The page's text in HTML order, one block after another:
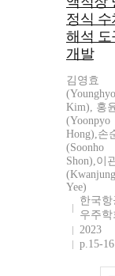
정식 수
해석 도
개발
김영효
(Younghyo
Kim), 홍
(Yoonpyo
Hong),손
(Soonho
Shon),이
(Kwanjung
Yee)
한국항
우주학
2023
p.15-16